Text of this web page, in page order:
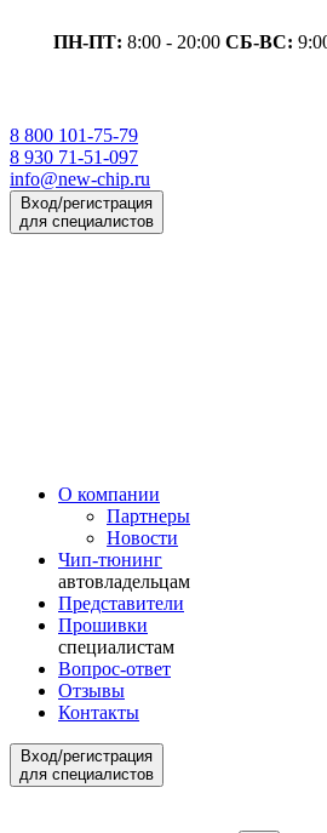
ПН-ПТ: 8:00 - 20:00 СБ-ВС:
8 800 101-75-79
8 930 71-51-097
info@new-chip.ru
Вход/регистрация
для специалистов
О компании
Партнеры
Новости
Чип-тюнинг
автовладельцам
Представители
Прошивки
специалистам
Вопрос-ответ
Отзывы
Контакты
Вход/регистрация
для специалистов